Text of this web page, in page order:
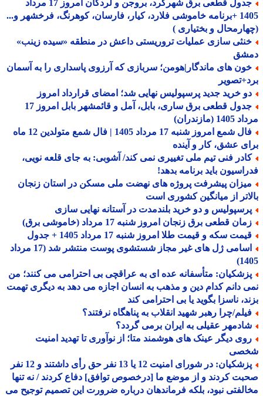
جدول قطعی برق شهرکرد، بروجن و لردگان امروز 17 مرداد
1405 +برنامه خاموشی فلارد، کیار، فارسان، کوهرنگ، فرخشهر و...
و بختیاری )
سازی عملیات تروریستی داعش در منطقه «سیده زینب»
های ماندگار|هومن؛ سربازی که آرزوی پاسداری را به آسمان
خرید جدید پرسپولیس نهایی شد؛ امضای قرارداد امروز
جدول قطعی برق ساری، بابل، آمل و قائمشهر بابل امروز 17
(مازندران)
فال شمع امروز شنبه 17 مرداد 1405 | فال شمع متولدین 12 ماه
عشق، کار و آینده
فنی تیم ملی تغییری نمی کند/ آشوبی: به جای قلعه نویی،
باید برنامه بدهد!
پیشرفت پروژه های نهضت ملی مسکن در استان زنجان
از میانگین کشوری است
و دو خرید بلندمدت در آستانه نهایی سازی
قطعی برق زنجان امروز شنبه 17 مرداد (خاموشی برق)
سکه و قیمت طلا امروز شنبه 17 مرداد 1405 + جدول
اسامی ژل های غیر مجاز شستشوی پوست منتشر شد (17 مرداد
متأسفانه عده ای به عراقچی بی احترامی می کنند؛ من
دانم کدام دین و مذهب به انسان اجازه می دهد به دیگری تهمت
ناسزا بگوید یا بی احترامی کند
چرا رهبر شهید انقلاب به پناهگاه نرفتند؟
عقیلی به ایران برمی گردد؟
دیگر عینک های هوشمند متا؛ از نوآوری تا تهدید امنیت
پزشکیان: در شورای امنیت 12 یا 13 نفر حق رأی داشتند و 12 نفر
کردند و از موضع ما [درخصوص توافق] دفاع کردند / نه تنها
نبود، بلکه فرماندهان درباره ضرورت این تصمیم توجیح می